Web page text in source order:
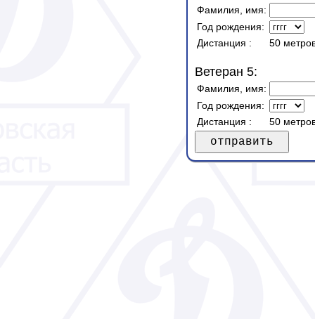
Фамилия, имя:
Год рождения:
Дистанция : 50
Ветеран 5:
Фамилия, имя:
Год рождения:
Дистанция : 50